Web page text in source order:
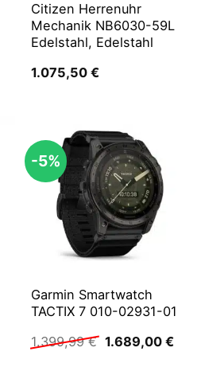
Citizen Herrenuhr
Mechanik NB6030-59L
Edelstahl, Edelstahl
1.075,50 €
-5%
Garmin Smartwatch
TACTIX 7 010-02931-01
1.399,99€ Ursprünglicher
1.689,00 €